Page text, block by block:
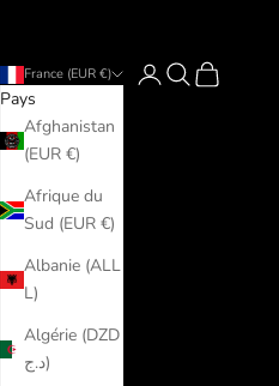
France (EUR €)
Pays
Afghanistan
(EUR €)
Afrique du
Sud (EUR €)
Albanie (ALL
L)
Algérie (DZD
د.ج)
Connexion
Recherche
Panier